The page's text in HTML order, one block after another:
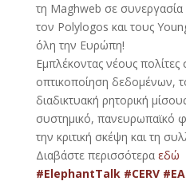
τη Maghweb σε
τον Polylogos και τους
όλη την Ευρώπη!
Εμπλέκοντας νέους
οπτικοποίηση δεδομένων,
διαδικτυακή ρητορική
συστημικό, πανευρωπαϊκό
την κριτική σκέψη και τη
Διαβάστε περισσότερα εδώ
#ElephantTalk #CERV